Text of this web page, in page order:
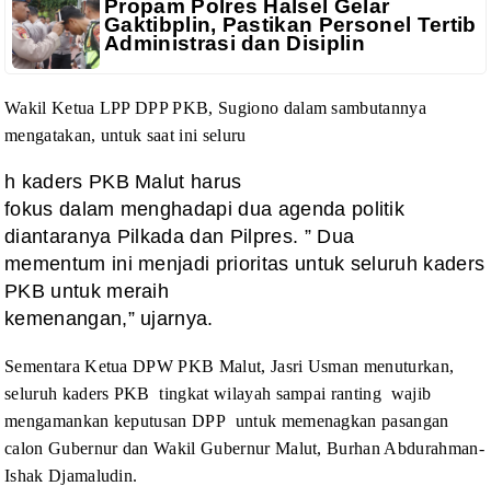
Propam Polres Halsel Gelar
Gaktibplin, Pastikan Personel Tertib
Administrasi dan Disiplin
Wakil Ketua LPP DPP PKB, Sugiono dalam sambutannya
mengatakan, untuk saat ini seluru
h kaders PKB Malut harus
fokus dalam menghadapi dua agenda politik
diantaranya Pilkada dan Pilpres. ” Dua
mementum ini menjadi prioritas untuk seluruh kaders
PKB untuk meraih
kemenangan,” ujarnya.
Sementara Ketua DPW PKB Malut, Jasri Usman menuturkan,
seluruh kaders PKB tingkat wilayah sampai ranting wajib
mengamankan keputusan DPP untuk memenagkan pasangan
calon Gubernur dan Wakil Gubernur Malut, Burhan Abdurahman-
Ishak Djamaludin.